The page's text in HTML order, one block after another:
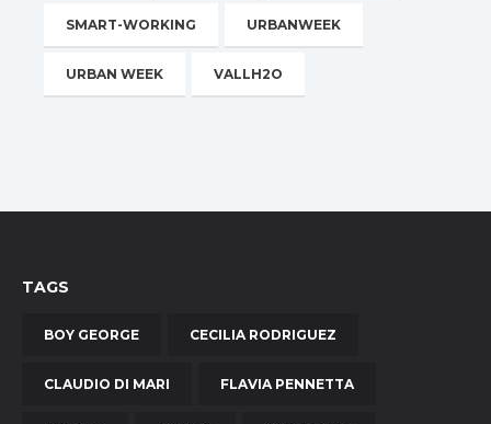
SMART-WORKING URBANWEEK
URBAN WEEK VALLH2O
TAGS
BOY GEORGE CECILIA RODRIGUEZ
CLAUDIO DI MARI FLAVIA PENNETTA